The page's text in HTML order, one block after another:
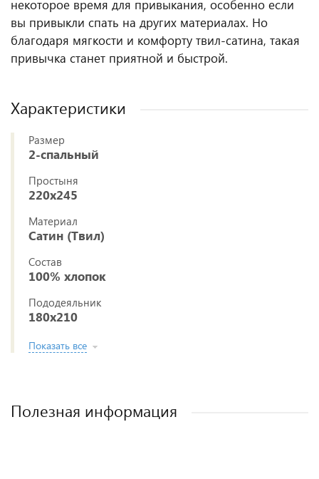
некоторое время для привыкания, особенно если
вы привыкли спать на других материалах. Но
благодаря мягкости и комфорту твил-сатина, такая
привычка станет приятной и быстрой.
Характеристики
Размер
2-спальный
Простыня
220x245
Материал
Сатин (Твил)
Состав
100% хлопок
Пододеяльник
180x210
Показать все
Полезная информация